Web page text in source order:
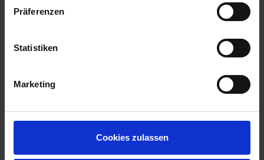
Präferenzen
Statistiken
Marketing
Cookies zulassen
INVITATION TO CELEBRATE
Die EXPLORA III, das neueste und erste mit Flüssigerdgas
betriebene Schiff der Luxusflotte, ist eine Oase auf See,